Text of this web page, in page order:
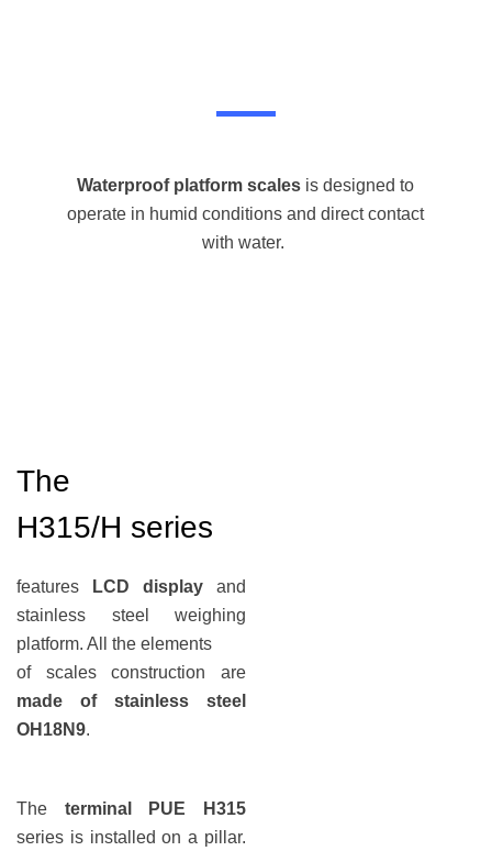
Waterproof platform scales is designed to
operate in humid conditions and direct contact
with water.
The
H315/H series
features LCD display and
stainless steel weighing
platform. All the elements
of scales construction are
made of stainless steel
OH18N9.
The terminal PUE H315
series is installed on a pillar.